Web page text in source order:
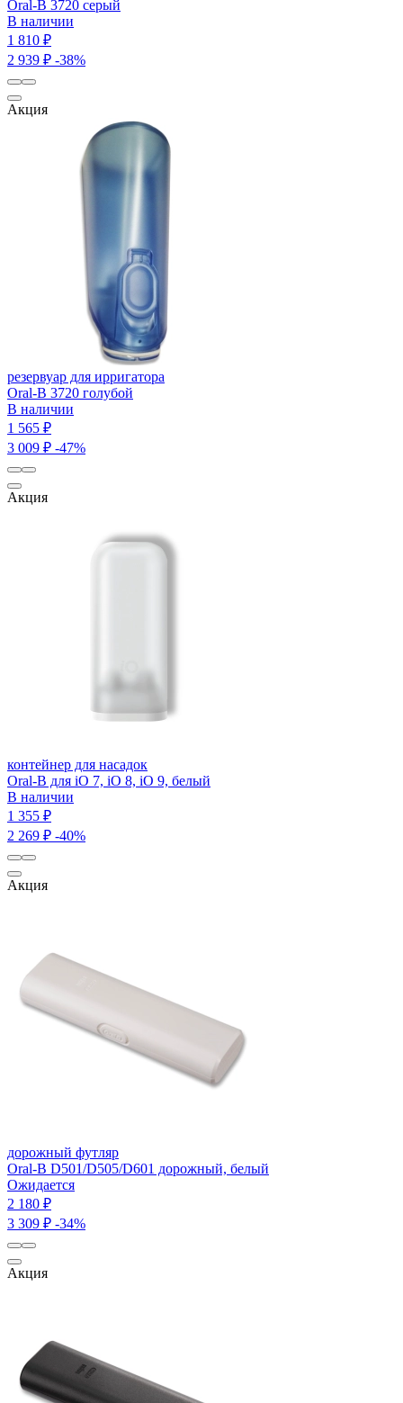
Oral-B 3720 серый
В наличии
1 810 ₽
2 939 ₽ -38%
Акция
резервуар для ирригатора
Oral-B 3720 голубой
В наличии
1 565 ₽
3 009 ₽ -47%
Акция
контейнер для насадок
Oral-B для iO 7, iO 8, iO 9, белый
В наличии
1 355 ₽
2 269 ₽ -40%
Акция
дорожный футляр
Oral-B D501/D505/D601 дорожный, белый
Ожидается
2 180 ₽
3 309 ₽ -34%
Акция